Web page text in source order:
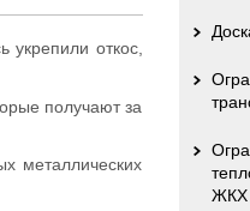
откос,
получают за
металлических
ЖКХ